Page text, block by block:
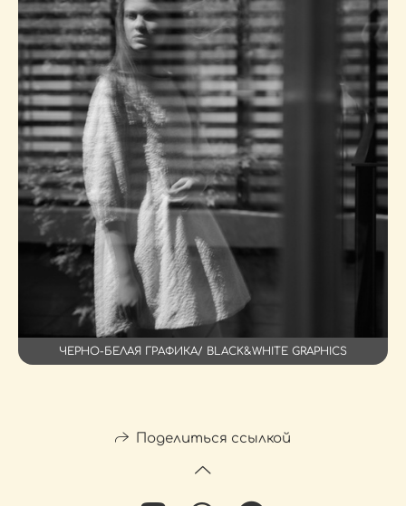
ЧЕРНО-БЕЛАЯ ГРАФИКА/ BLACK&WHITE GRAPHICS
Поделиться ссылкой